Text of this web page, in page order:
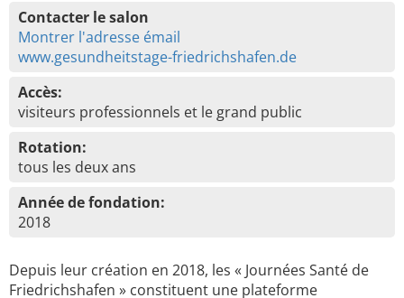
Contacter le salon
Montrer l'adresse émail
www.gesundheitstage-friedrichshafen.de
Accès:
visiteurs professionnels et le grand public
Rotation:
tous les deux ans
Année de fondation:
2018
Depuis leur création en 2018, les « Journées Santé de
Friedrichshafen » constituent une plateforme